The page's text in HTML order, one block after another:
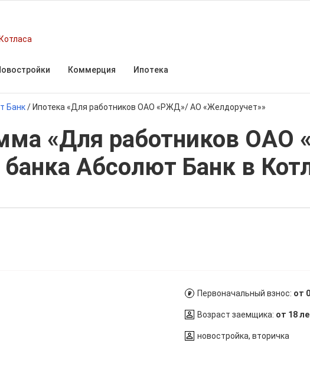
Коммерция Ипотека
Банк/ Ипотека «Для работников ОАО «РЖД»/ АО «Желдоручет»»
«Для работников
Абсолют Банк в
Первоначальный взнос: от
Возраст заемщика: от 18
новостройка, вторичка